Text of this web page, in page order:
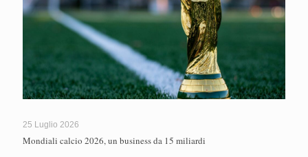
25 Luglio 2026
Mondiali calcio 2026, un business da 15 miliardi